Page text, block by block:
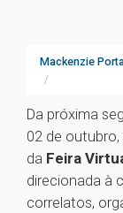
Mackenzie
Da próxima
02 de
da Feira
direcionada à
correlatos,